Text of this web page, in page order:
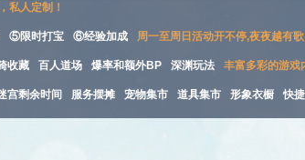
私人定制！
⑤限时打宝 ⑥经验加成 周一至周日活动开不停,夜夜越有歌
收藏 百人道场 爆率和额外BP 深渊玩法 丰富多彩的游戏
宫剩余时间 服务摆摊 宠物集市 道具集市 形象衣橱 快